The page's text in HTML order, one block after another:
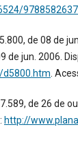
de 08 de
de jun. 2006.
.
7.589, de 26 de
http://